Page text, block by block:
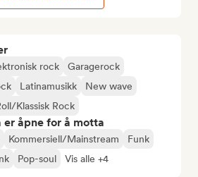
rock
Garagerock
Latinamusikk
New wave
Klassisk Rock
er åpne for å motta
Kommersiell/Mainstream
Funk
Pop-soul Vis alle +4